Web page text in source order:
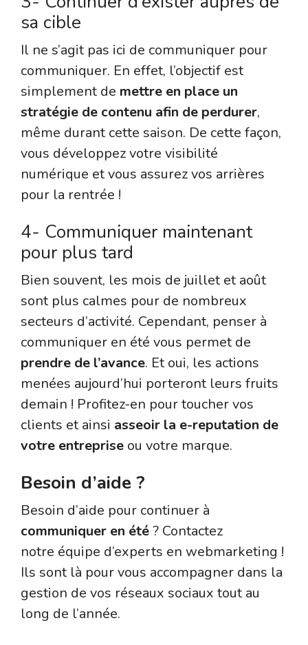
sa cible
Il ne s’agit pas ici de communiquer pour
communiquer. En effet, l’objectif est
simplement de mettre en place un
stratégie de contenu afin de perdurer,
même durant cette saison. De cette façon,
vous développez votre visibilité
numérique et vous assurez vos arrières
pour la rentrée !
4- Communiquer maintenant
pour plus tard
Bien souvent, les mois de juillet et août
sont plus calmes pour de nombreux
secteurs d’activité. Cependant, penser à
communiquer en été vous permet de
prendre de l’avance. Et oui, les actions
menées aujourd’hui porteront leurs fruits
demain ! Profitez-en pour toucher vos
clients et ainsi asseoir la e-reputation de
votre entreprise ou votre marque.
Besoin d’aide ?
Besoin d’aide pour continuer à
communiquer en été? Contactez
notre équipe d’experts en webmarketing !
Ils sont là pour vous accompagner dans la
gestion de vos réseaux sociaux tout au
long de l’année.